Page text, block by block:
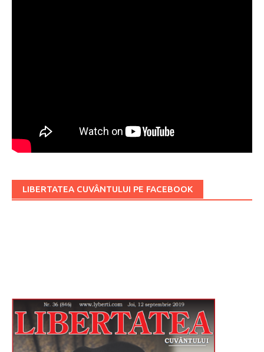
LIBERTATEA CUVÂNTULUI PE FACEBOOK